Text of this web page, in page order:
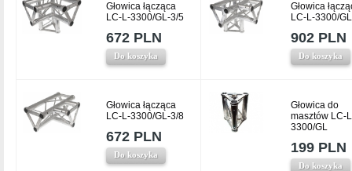
Głowica łącząca
LC-L-3300/GL-3/5
672 PLN
Do koszyka
Głowica
LC-L-3300/
902 PLN
Do koszyka
Głowica łącząca
LC-L-3300/GL-3/8
672 PLN
Do koszyka
Głowica do
masztów LC-
3300/GL
199 PLN
Do koszyka